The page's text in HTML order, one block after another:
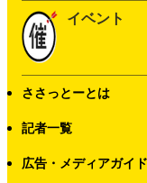
イベント
ささっとーとは
記者一覧
広告・メディアガイド